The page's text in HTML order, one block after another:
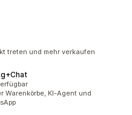
treten und mehr verkaufen
Warenkörbe, KI-Agent und